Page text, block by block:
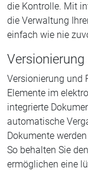
die Kontrolle. Mit
die Verwaltung
einfach wie nie
Versionierung und
Elemente im
integrierte
automatische
Dokumente
So behalten Sie
ermöglichen eine